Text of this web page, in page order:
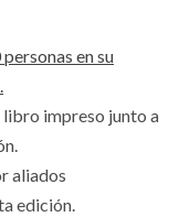
en su
libro impreso junto a
aliados
edición.